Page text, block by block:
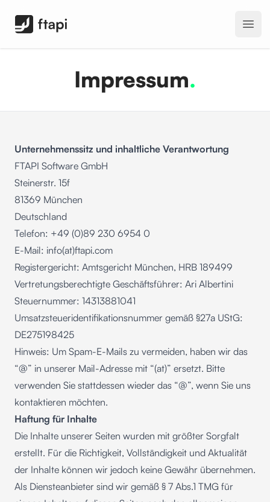
FTAPI Software GmbH
Impressum.
Unternehmenssitz und inhaltliche Verantwortung
FTAPI Software GmbH
Steinerstr. 15f
81369 München
Deutschland
Telefon: +49 (0)89 230 6954 0
E-Mail: info(at)ftapi.com
Registergericht: Amtsgericht München, HRB 189499
Vertretungsberechtigte Geschäftsführer: Ari Albertini
Steuernummer: 14313881041
Umsatzsteueridentifikationsnummer gemäß §27a UStG:
DE275198425
Hinweis: Um Spam-E-Mails zu vermeiden, haben wir das
“@” in unserer Mail-Adresse mit “(at)” ersetzt. Bitte
verwenden Sie stattdessen wieder das “@”, wenn Sie uns
kontaktieren möchten.
Haftung für Inhalte
Die Inhalte unserer Seiten wurden mit größter Sorgfalt
erstellt. Für die Richtigkeit, Vollständigkeit und Aktualität
der Inhalte können wir jedoch keine Gewähr übernehmen.
Als Diensteanbieter sind wir gemäß § 7 Abs.1 TMG für